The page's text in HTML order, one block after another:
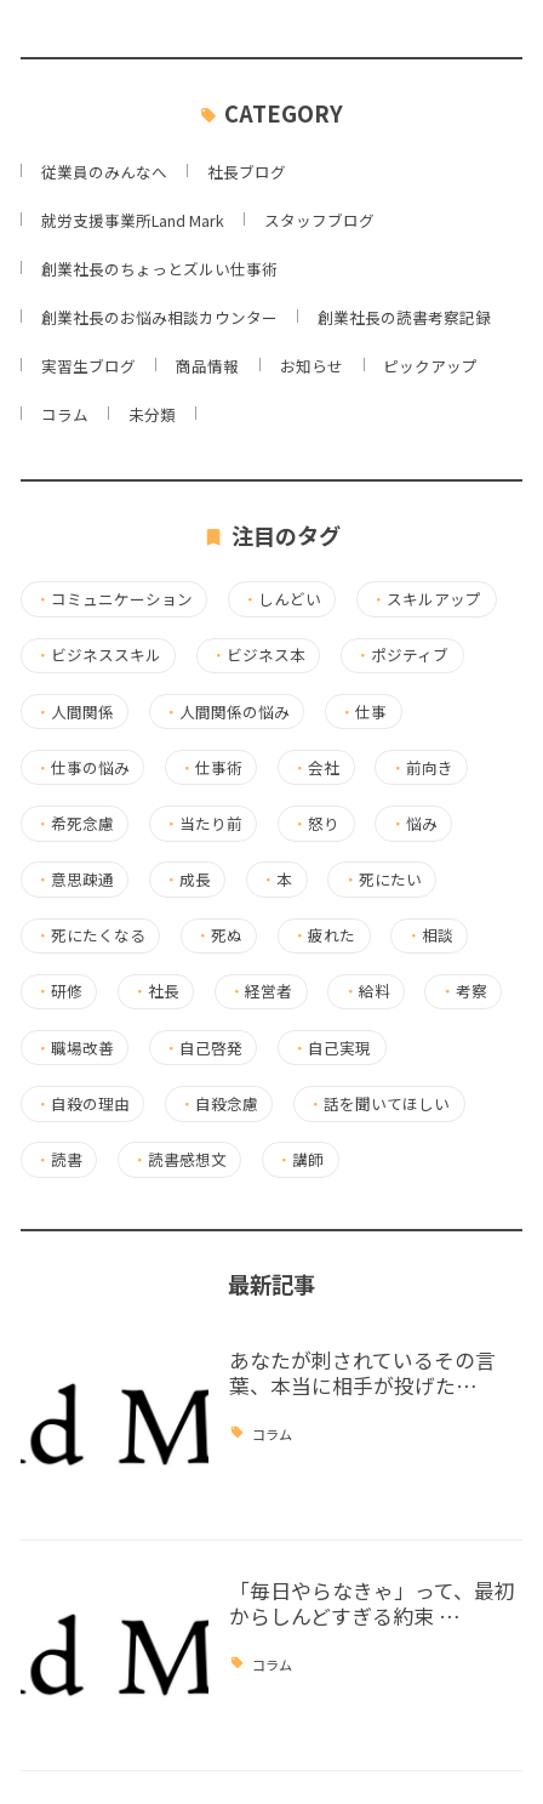
CATEGORY
従業員のみんなへ 社長ブログ
就労支援事業所Land Mark スタッフブログ
創業社長のちょっとズルい仕事術
創業社長のお悩み相談カウンター 創業社長の読書考察記録
実習生ブログ 商品情報 お知らせ ピックアップ
コラム 未分類
注目のタグ
・ コミュニケーション ・ しんどい ・ スキルアップ
・ ビジネススキル ・ ビジネス本 ・ ポジティブ
・ 人間関係 ・ 人間関係の悩み ・仕事
・ 仕事の悩み ・仕事術 ・会社 ・ 前向き
・ 希死念慮 ・ 当たり前 ・怒り ・ 悩み
・ 意思疎通 ・成長 ・本 ・ 死にたい
・ 死にたくなる ・死ぬ ・疲れた ・ 相談
・ 研修 ・社長 ・経営者 ・ 給料 ・ 考察
・ 職場改善 ・ 自己啓発 ・ 自己実現
・ 自殺の理由 ・ 自殺念慮 ・話を聞いてほしい
・ 読書 ・読書感想文 ・ 講師
最新記事
あなたが刺されているその言
葉、本当に相手が投げた…
コラム
「毎日やらなきゃ」って、最初
からしんどすぎる約束 …
コラム